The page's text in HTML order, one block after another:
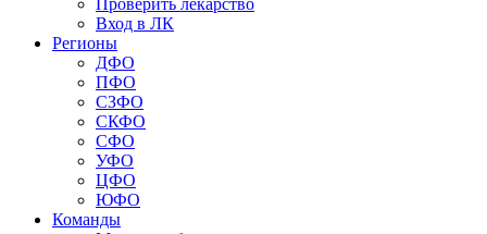
Проверить лекарство
Вход в ЛК
Регионы
ДФО
ПФО
СЗФО
СКФО
СФО
УФО
ЦФО
ЮФО
Команды